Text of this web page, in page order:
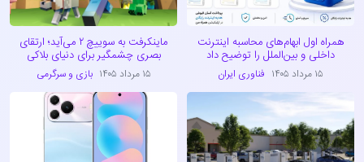
همراه اول ابهام‌های محاسبه اینترنت
داخلی و بین‌الملل را توضیح داد
۱۵ مرداد ۱۴۰۵ فناوری ایران
ماینکرفت به سوییچ ۲ می‌آید؛ ارتقای
بصری چشمگیر برای دنیای بلاکی
۱۵ مرداد ۱۴۰۵ بازی و سرگرمی